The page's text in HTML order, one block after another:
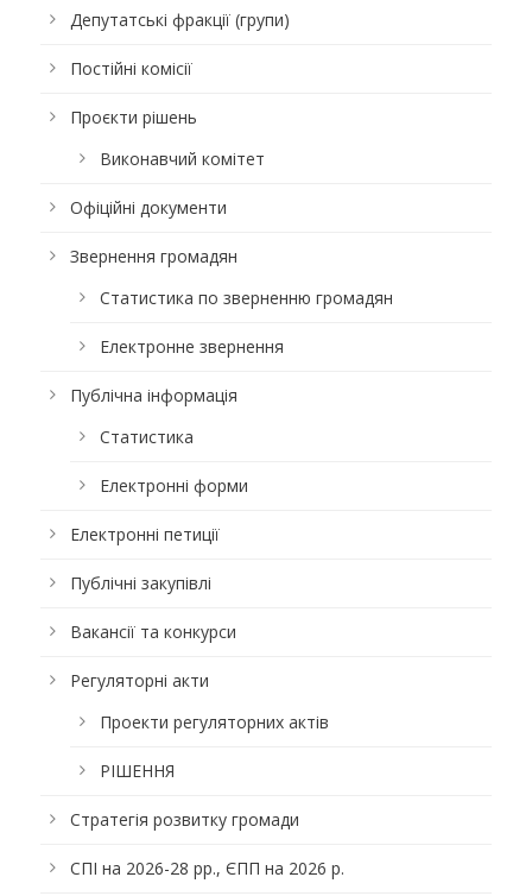
Депутатські фракції (групи)
Постійні комісії
Проєкти рішень
Виконавчий комітет
Офіційні документи
Звернення громадян
Статистика по зверненню громадян
Електронне звернення
Публічна інформація
Статистика
Електронні форми
Електронні петиції
Публічні закупівлі
Вакансії та конкурси
Регуляторні акти
Проекти регуляторних актів
РІШЕННЯ
Стратегія розвитку громади
СПІ на 2026-28 рр., ЄПП на 2026 р.